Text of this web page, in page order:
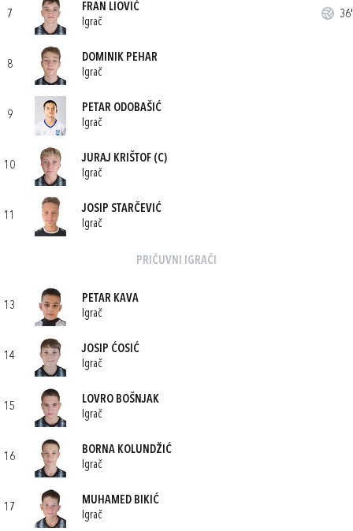
7
FRAN LIOVIĆ
Igrač
36'
8
DOMINIK PEHAR
Igrač
9
PETAR ODOBAŠIĆ
Igrač
10
JURAJ KRIŠTOF (C)
Igrač
11
JOSIP STARČEVIĆ
Igrač
PRIČUVNI IGRAČI
13
PETAR KAVA
Igrač
14
JOSIP ĆOSIĆ
Igrač
15
LOVRO BOŠNJAK
Igrač
16
BORNA KOLUNDŽIĆ
Igrač
17
MUHAMED BIKIĆ
Igrač